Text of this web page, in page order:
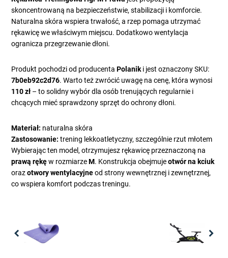
skoncentrowaną na bezpieczeństwie, stabilizacji i komforcie.
Naturalna skóra wspiera trwałość, a rzep pomaga utrzymać
rękawicę we właściwym miejscu. Dodatkowo wentylacja
ogranicza przegrzewanie dłoni.
Produkt pochodzi od producentaPolaniki jest oznaczony SKU:
7b0eb92c2d76. Warto też zwrócić uwagę na cenę, która wynosi
110 zł – to solidny wybór dla osób trenujących regularnie i
chcących mieć sprawdzony sprzęt do ochrony dłoni.
Materiał: naturalna skóra
Zastosowanie: trening lekkoatletyczny, szczególnie rzut młotem
Wybierając ten model, otrzymujesz rękawicę przeznaczoną na
prawą rękęw rozmiarzeM. Konstrukcja obejmujeotwór na kciuk
orazotwory wentylacyjneod strony wewnętrznej i zewnętrznej,
co wspiera komfort podczas treningu.